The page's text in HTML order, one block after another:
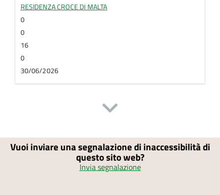
RESIDENZA CROCE DI MALTA
0
0
16
0
30/06/2026
Vuoi inviare una segnalazione di inaccessibilità di
questo sito web?
Invia segnalazione